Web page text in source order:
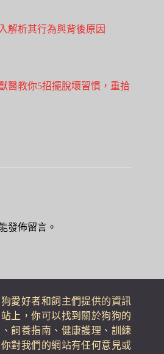
解析其行為與背後原因
醫教你5招擺脫壞習慣，重拾
發佈留言。
狗愛好者和飼主們提供的資訊
上，你可以找到關於狗狗的
飼養指南、健康護理、訓練
對我們的網站有任何意見或